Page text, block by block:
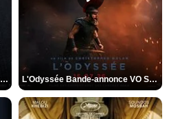
Spider-Man: Brand New Day Bande-annonce VO STFR L'Odyssée Bande-annonce VO STFR